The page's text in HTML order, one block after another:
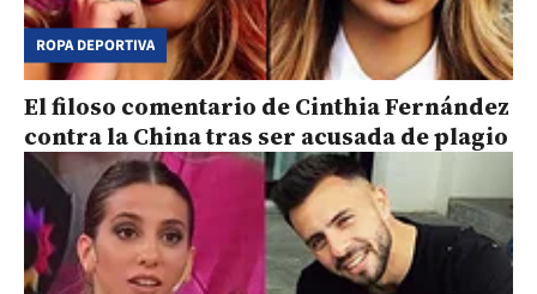
ROPA DEPORTIVA
El filoso comentario de Cinthia Fernández
contra la China tras ser acusada de plagio